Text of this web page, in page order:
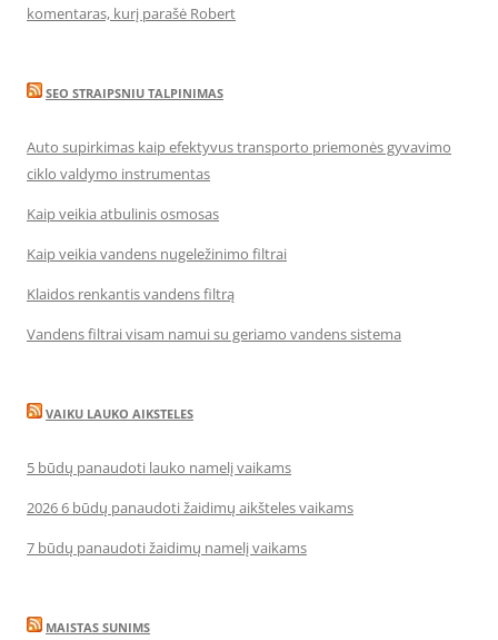
komentaras, kurį parašė Robert
SEO STRAIPSNIU TALPINIMAS
Auto supirkimas kaip efektyvus transporto priemonės gyvavimo
ciklo valdymo instrumentas
Kaip veikia atbulinis osmosas
Kaip veikia vandens nugeležinimo filtrai
Klaidos renkantis vandens filtrą
Vandens filtrai visam namui su geriamo vandens sistema
VAIKU LAUKO AIKSTELES
5 būdų panaudoti lauko namelį vaikams
2026 6 būdų panaudoti žaidimų aikšteles vaikams
7 būdų panaudoti žaidimų namelį vaikams
MAISTAS SUNIMS